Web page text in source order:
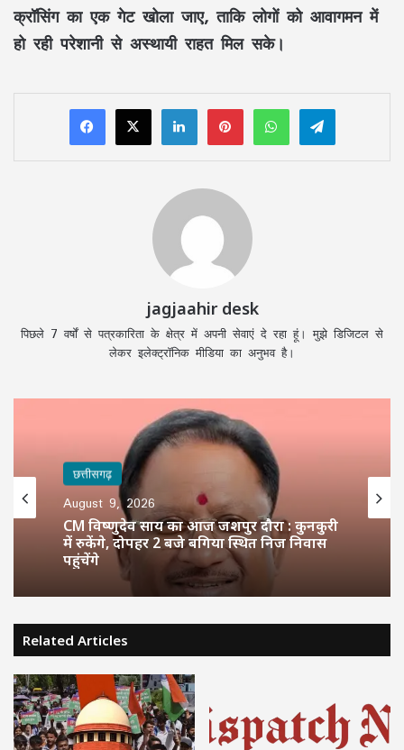
क्रॉसिंग का एक गेट खोला जाए, ताकि लोगों को आवागमन में
हो रही परेशानी से अस्थायी राहत मिल सके।
LinkedInPinterestWhatsAppTelegram
jagjaahir desk
पिछले 7 वर्षों से पत्रकारिता के क्षेत्र में अपनी सेवाएं दे रहा हूं। मुझे डिजिटल से
लेकर इलेक्ट्रॉनिक मीडिया का अनुभव है।
छत्तीसगढ़
August 9, 2026
CM विष्णुदेव साय का आज जशपुर दौरा : कुनकुरी
में रुकेंगे, दोपहर 2 बजे बगिया स्थित निज निवास
पहुंचेंगे
Related Articles